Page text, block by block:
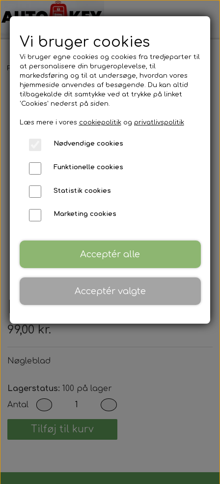
Forside Bilnøgler Nissan Nøgleblad Nøgleblad
Nøgleblad
99,00 kr.
Nøgleblad
Lagerstatus: 100 på lager
Antal
Tilføj til kurv
Vi bruger cookies
Vi bruger egne cookies og cookies fra tredjeparter til
at personalisere din brugeroplevelse, til
markedsføring og til at undersøge, hvordan vores
hjemmeside anvendes af besøgende. Du kan altid
tilbagekalde dit samtykke ved at trykke på linket
'Cookies' nederst på siden.
Læs mere i vores cookiepolitikog privatlivspolitik
Nødvendige cookies
Funktionelle cookies
Statistik cookies
Marketing cookies
Acceptér alle
Acceptér valgte